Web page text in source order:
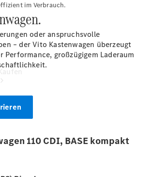
im Verbrauch.
oder anspruchsvolle
– der Vito Kastenwagen überzeugt
Performance, großzügigem Laderaum